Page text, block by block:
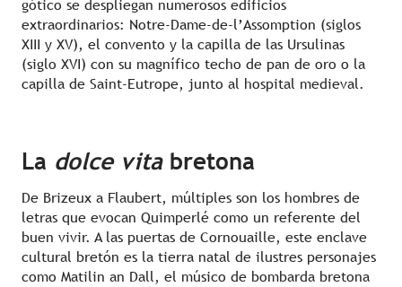
gótico se despliegan numerosos edificios
extraordinarios: Notre-Dame-de-l’Assomption (siglos
XIII y XV), el convento y la capilla de las Ursulinas
(siglo XVI) con su magnífico techo de pan de oro o la
capilla de Saint-Eutrope, junto al hospital medieval.
La dolce vitabretona
De Brizeux a Flaubert, múltiples son los hombres de
letras que evocan Quimperlé como un referente del
buen vivir. A las puertas de Cornouaille, este enclave
cultural bretón es la tierra natal de ilustres personajes
como Matilin an Dall, el músico de bombarda bretona